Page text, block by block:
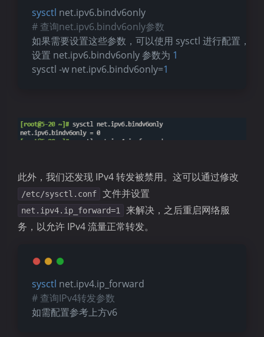
sysctl net.ipv6.bindv6only
# 查询net.ipv6.bindv6only参数
如果需要设置这些参数，可以使用 sysctl 进行配置，例
设置 net.ipv6.bindv6only 参数为 1
sysctl -w net.ipv6.bindv6only=1
此外，我们还发现 IPv4 转发被禁用。这可以通过修改
/etc/sysctl.conf 文件并设置
net.ipv4.ip_forward=1
来解决，之后重启网络服
务，以允许 IPv4 流量正常转发。
sysctl net.ipv4.ip_forward
# 查询IPv4转发参数
如需配置参考上方v6